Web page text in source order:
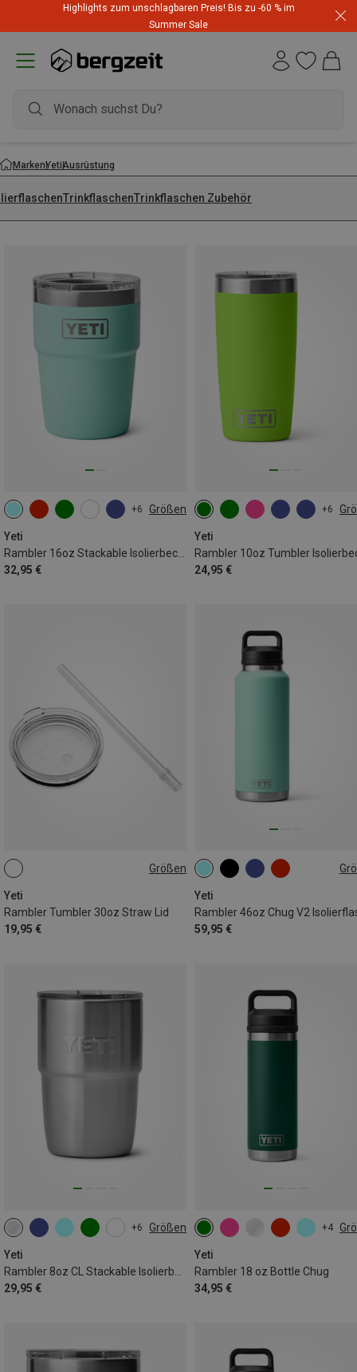
Highlights zum unschlagbaren Preis! Bis zu -60 % im
Summer Sale
MarkenYetiAusrüstung
TrinkflaschenTrinkflaschen Zubehör
+6 Größen
Yeti
32,95 €
473ML
+6
Yeti
Rambler 10oz Tumbler
24,95 €
296ML
Größen
Yeti
Rambler Tumbler 30oz Straw Lid
19,95 €
ONE SIZE
Yeti
59,95 €
1,4L
+6 Größen
Yeti
Rambler 8oz CL Stackable Isolierbecher
29,95 €
237ML
+4
Yeti
Rambler 18 oz Bottle Chug
34,95 €
532ML